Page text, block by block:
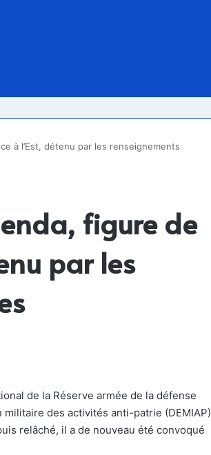
à l’Est, détenu par les renseignements
figure de
par les
de la Réserve armée de la défense
des activités anti-patrie (DEMIAP)
relâché, il a de nouveau été convoqué